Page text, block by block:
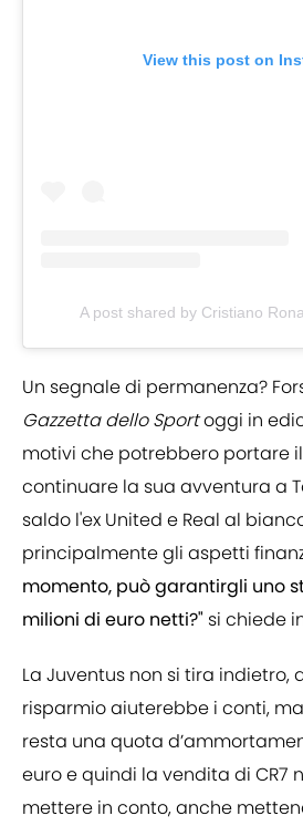
View this post on
A post shared by Cristiano
Un segnale di permanenza?
Gazzetta dello Sportoggi in
motivi che potrebbero portare
continuare la sua avventura a
saldo l'ex United e Real al
principalmente gli aspetti
momento, può garantirgli uno
milioni di euro netti?" si chiede
La Juventus non si tira indietro,
risparmio aiuterebbe i conti,
resta una quota
euro e quindi la vendita di CR7
mettere in conto, anche